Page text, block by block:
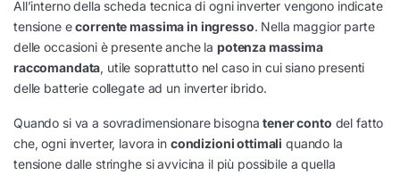
All’interno della scheda tecnica di ogni inverter vengono indicate
tensione ecorrente massima in ingresso. Nella maggior parte
delle occasioni è presente anche la potenza massima
raccomandata, utile soprattutto nel caso in cui siano presenti
delle batterie collegate ad un inverter ibrido.
Quando si va a sovradimensionare bisognatener conto del fatto
che, ogni inverter, lavora in condizioni ottimali quando la
tensione dalle stringhe si avvicina il più possibile a quella